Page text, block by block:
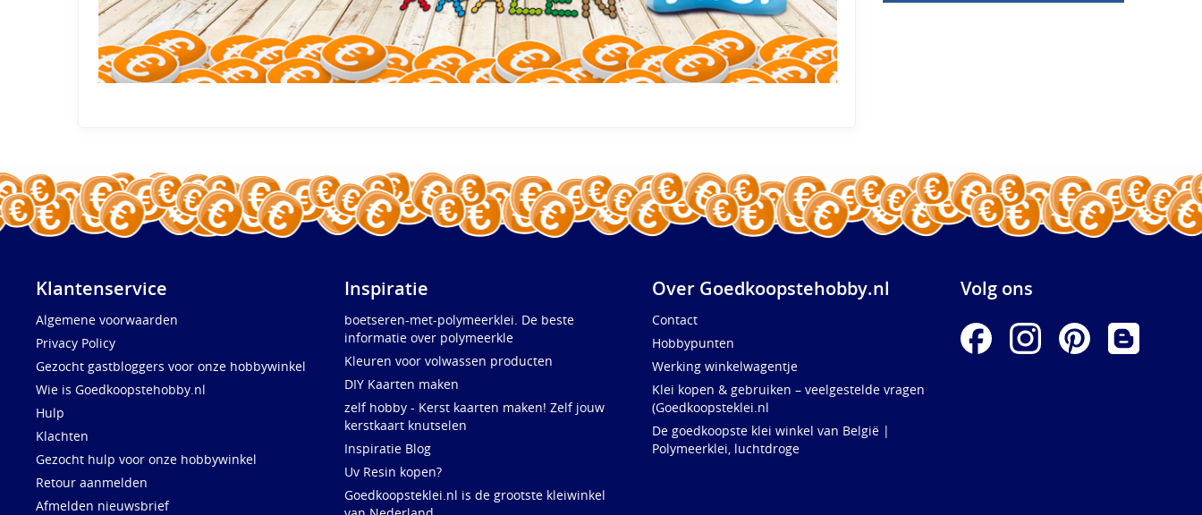
Klantenservice
Algemene voorwaarden
Privacy Policy
Gezocht gastbloggers voor onze hobbywinkel
Wie is Goedkoopstehobby.nl
Hulp
Klachten
Gezocht hulp voor onze hobbywinkel
Retour aanmelden
Afmelden nieuwsbrief
Inspiratie
boetseren-met-polymeerklei. De beste
informatie over polymeerkle
Kleuren voor volwassen producten
DIY Kaarten maken
zelf hobby - Kerst kaarten maken! Zelf jouw
kerstkaart knutselen
Inspiratie Blog
Uv Resin kopen?
Goedkoopsteklei.nl is de grootste kleiwinkel
Over Goedkoopstehobby.nl
Contact
Hobbypunten
Werking winkelwagentje
Klei kopen & gebruiken – veelgestelde vragen
(Goedkoopsteklei.nl
De goedkoopste klei winkel van België |
Polymeerklei, luchtdroge
Volg ons